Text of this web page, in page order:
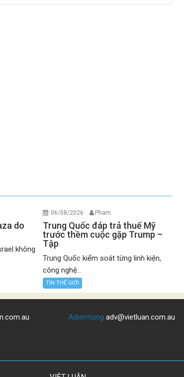
do
không
06/08/2026 Pham
Trung Quốc đáp trả thuế Mỹ
trước thềm cuộc gặp Trump –
Tập
Trung Quốc kiểm soát từng linh kiện,
công nghệ...
TIN THẾ GIỚI
Advertising adv@vietluan.com.au